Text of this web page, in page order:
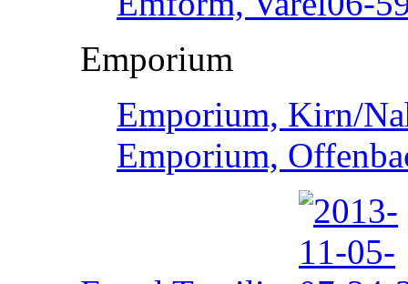
Emporium
Emporium, Kirn/
Emporium,